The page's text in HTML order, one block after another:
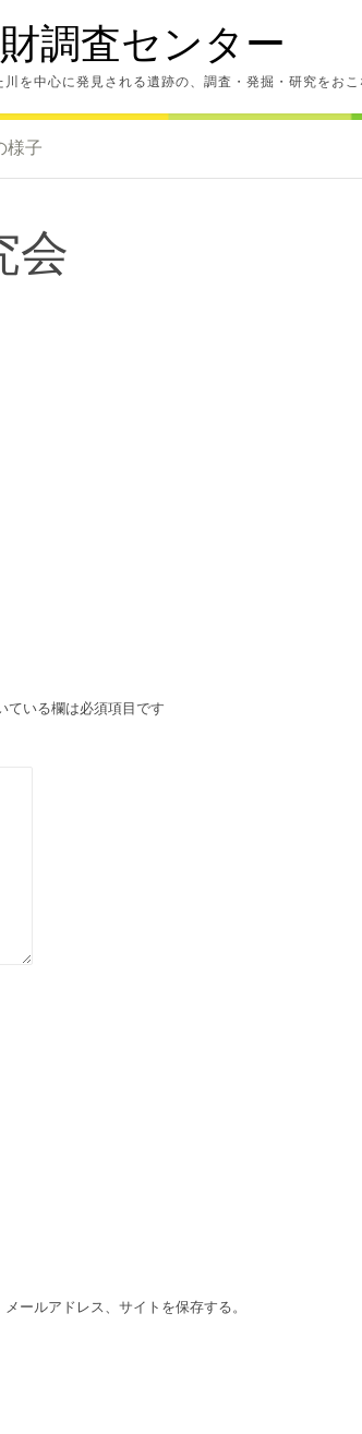
調査センター
を中心に発見される遺跡の、調査・発掘・研究をお
様子
会
ている欄は必須項目です
ールアドレス、サイトを保存する。